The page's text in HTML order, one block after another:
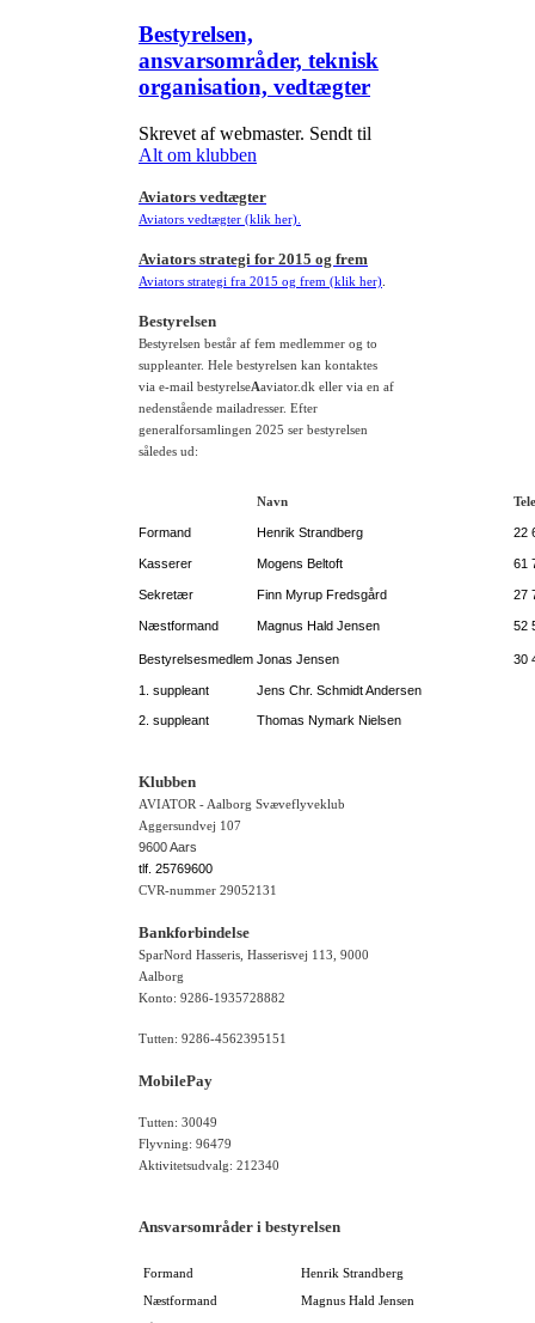
Bestyrelsen,
ansvarsområder, teknisk
organisation, vedtægter
Skrevet af webmaster. Sendt til
Alt om klubben
Aviators vedtægter
Aviators vedtægter (klik her)
Aviators strategi for 2015 og frem
Aviators strategi fra 2015 og frem (klik her)
Bestyrelsen
Bestyrelsen består af fem medlemmer og to
suppleanter. Hele bestyrelsen kan kontaktes
via e-mail bestyrelseAaviator.dk eller via en af
nedenstående mailadresser. Efter
generalforsamlingen 2025 ser bestyrelsen
således ud:
Navn
Formand Henrik Strandberg 22
Kasserer Mogens Beltoft 61
Sekretær Finn Myrup Fredsgård 27
Næstformand Magnus Hald Jensen 52
Bestyrelsesmedlem Jonas Jensen 30
1. suppleant Jens Chr. Schmidt Andersen
2. suppleant Thomas Nymark Nielsen
Klubben
AVIATOR - Aalborg Svæveflyveklub
Aggersundvej 107
9600 Aars
tlf. 25769600
CVR-nummer 29052131
Bankforbindelse
SparNord Hasseris, Hasserisvej 113, 9000
Aalborg
Konto: 9286-1935728882
Tutten: 9286-4562395151
MobilePay
Tutten: 30049
Flyvning: 96479
Aktivitetsudvalg: 212340
Ansvarsområder i bestyrelsen
Formand Henrik Strandberg
Næstformand Magnus Hald Jensen